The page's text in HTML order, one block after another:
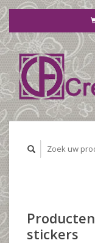
stickers